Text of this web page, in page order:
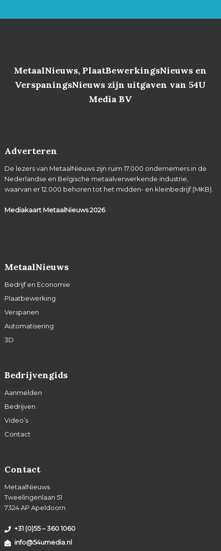
MetaalNieuws, PlaatBewerkingsNieuws en
VerspaningsNieuws zijn uitgaven van 54U
Media BV
Adverteren
De lezers van MetaalNieuws zijn ruim 17.000 ondernemers in de
Nederlandse en Belgische metaalverwerkende industrie,
waarvan er 12.000 behoren tot het midden- en kleinbedrijf (MKB).
Mediakaart MetaalNieuws2026
MetaalNieuws
Bedrijf en Economie
Plaatbewerking
Verspanen
Automatisering
3D
Bedrijvengids
Aanmelden
Bedrijven
Video’s
Contact
Contact
MetaalNieuws
Tweelingenlaan 51
7324 AP Apeldoorn
+31 (0)55 – 360 1060
info@54umedia.nl